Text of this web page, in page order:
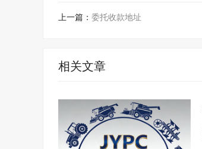
上一篇： 委托收款地址
相关文章